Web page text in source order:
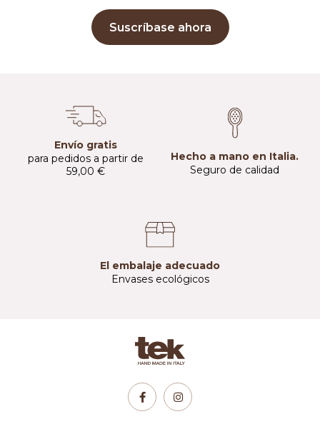
Suscríbase ahora
Envío gratis
para pedidos a partir de
59,00 €
Hecho a mano en Italia.
Seguro de calidad
El embalaje adecuado
Envases ecológicos